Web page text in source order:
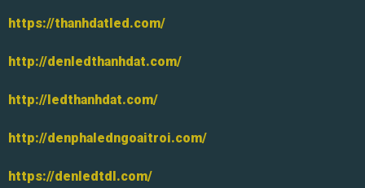
https://thanhdatled.com/
http://denledthanhdat.com/
http://ledthanhdat.com/
http://denphaledngoaitroi.com/
https://denledtdl.com/